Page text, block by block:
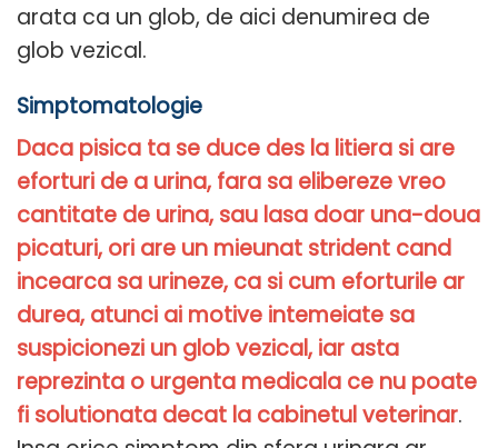
arata ca un glob, de aici denumirea de
glob vezical.
Simptomatologie
Daca pisica ta se duce des la litiera si are
eforturi de a urina, fara sa elibereze vreo
cantitate de urina, sau lasa doar una-doua
picaturi, ori are un mieunat strident cand
incearca sa urineze, ca si cum eforturile ar
durea, atunci ai motive intemeiate sa
suspicionezi un glob vezical, iar asta
reprezinta o urgenta medicala ce nu poate
fi solutionata decat la cabinetul veterinar.